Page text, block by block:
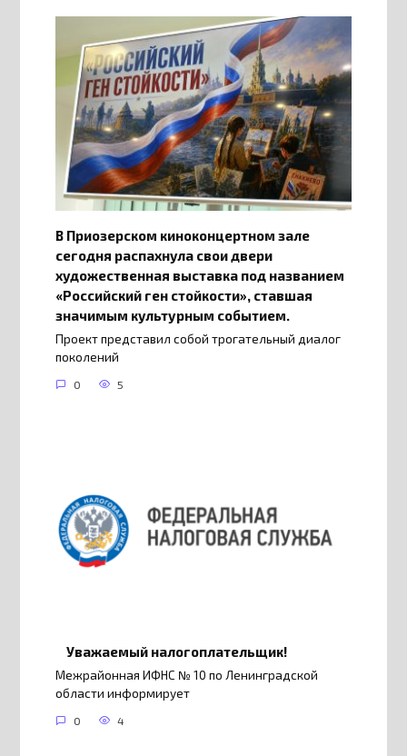
В Приозерском киноконцертном зале
сегодня распахнула свои двери
художественная выставка под названием
«Российский ген стойкости», ставшая
значимым культурным событием.
Проект представил собой трогательный диалог
поколений
0 5
Уважаемый налогоплательщик!
Межрайонная ИФНС № 10 по Ленинградской
области информирует
0 4